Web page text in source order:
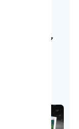
湙
奏
展